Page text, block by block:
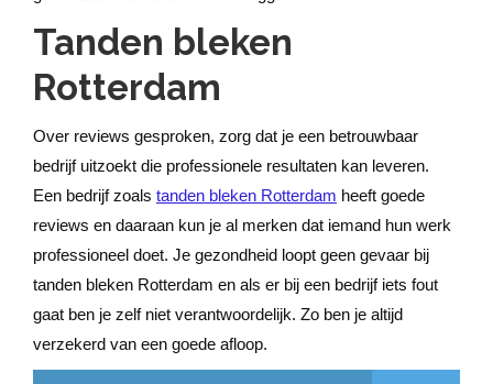
Tanden bleken
Rotterdam
Over reviews gesproken, zorg dat je een betrouwbaar
bedrijf uitzoekt die professionele resultaten kan leveren.
Een bedrijf zoals tanden bleken Rotterdam heeft goede
reviews en daaraan kun je al merken dat iemand hun werk
professioneel doet. Je gezondheid loopt geen gevaar bij
tanden bleken Rotterdam en als er bij een bedrijf iets fout
gaat ben je zelf niet verantwoordelijk. Zo ben je altijd
verzekerd van een goede afloop.